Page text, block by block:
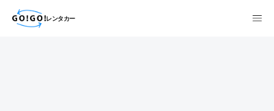
レンタカー